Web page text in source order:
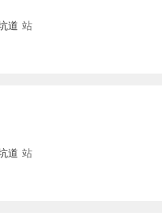
道 站
道 站